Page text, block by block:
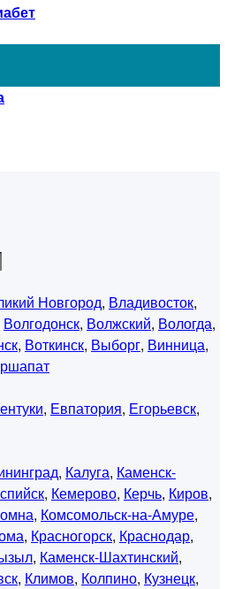
Новгород, Владивосток,
Волгодонск, Волжский, Вологда,
, Воткинск, Выборг, Винница,
, Евпатория, Егорьевск,
, Калуга, Каменск-
, Кемерово, Керчь, Киров,
, Комсомольск-на-Амуре,
, Красногорск, Краснодар,
, Каменск-Шахтинский,
, Климов, Колпино, Кузнецк,